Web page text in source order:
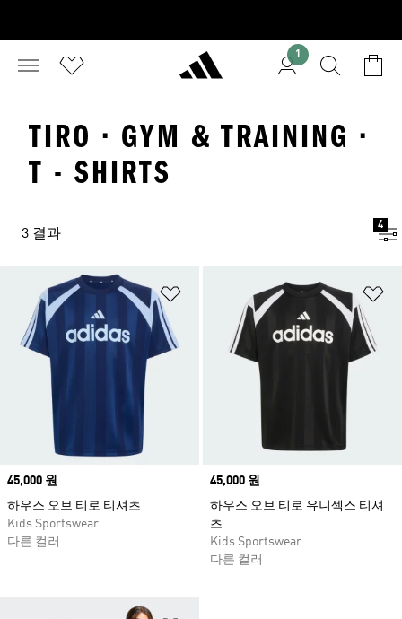
1
TIRO · GYM & TRAINING ·
T - SHIRTS
3 결과
4
위시리스트 담기
Price
45,000 원
하우스 오브 티로 티셔츠
Kids Sportswear
다른 컬러
Price
45,000 원
하우스 오브 티로 유니섹스 티셔
츠
Kids Sportswear
다른 컬러